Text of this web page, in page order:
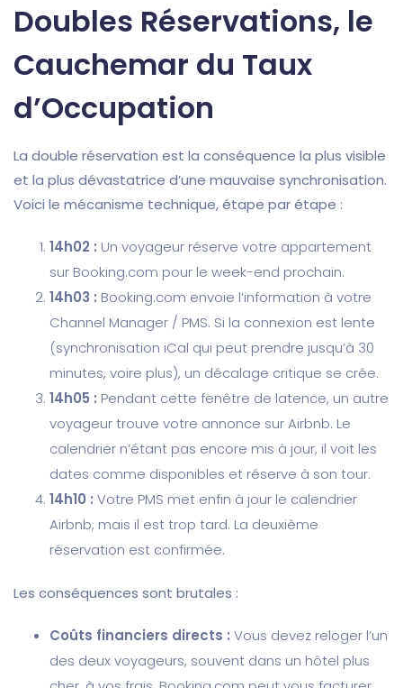
Doubles Réservations, le
Cauchemar du Taux
d’Occupation
La double réservation est la conséquence la plus visible
et la plus dévastatrice d’une mauvaise synchronisation.
Voici le mécanisme technique, étape par étape :
14h02 : Un voyageur réserve votre appartement
sur Booking.com pour le week-end prochain.
14h03 : Booking.com envoie l’information à votre
Channel Manager / PMS. Si la connexion est lente
(synchronisation iCal qui peut prendre jusqu’à 30
minutes, voire plus), un décalage critique se crée.
14h05 : Pendant cette fenêtre de latence, un autre
voyageur trouve votre annonce sur Airbnb. Le
calendrier n’étant pas encore mis à jour, il voit les
dates comme disponibles et réserve à son tour.
14h10 : Votre PMS met enfin à jour le calendrier
Airbnb, mais il est trop tard. La deuxième
réservation est confirmée.
Les conséquences sont brutales :
Coûts financiers directs : Vous devez reloger l’un
des deux voyageurs, souvent dans un hôtel plus